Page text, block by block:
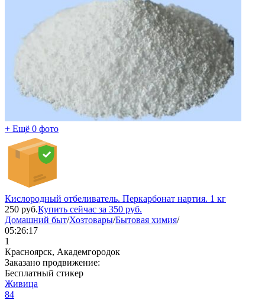
+ Ещё 0 фото
Кислородный отбеливатель. Перкарбонат нартия. 1 кг
250 руб.Купить сейчас за 350 руб.
Домашний быт/Хозтовары/Бытовая химия/
05:26:17
1
Красноярск, Академгородок
Заказано продвижение:
Бесплатный стикер
Живица
84